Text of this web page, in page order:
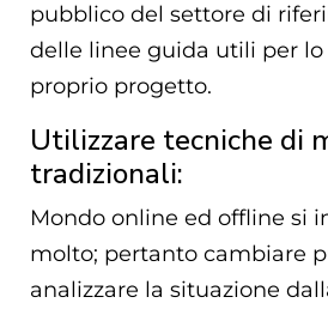
pubblico del settore di
delle linee guida utili per lo
proprio progetto.
Utilizzare tecniche di
tradizionali:
Mondo online ed offline si
molto; pertanto cambiare
analizzare la situazione